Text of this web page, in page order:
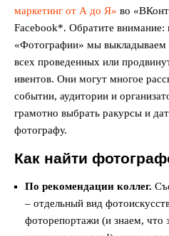
маркетинг от А до Я» во
Facebook*. Обратите внимание:
«Фотографии» мы выкладываем
всех проведенных или
ивентов. Они могут многое
событии, аудитории и
грамотно выбрать ракурсы и
фотографу.
Как найти
По рекомендации коллег.
– отдельный вид
фоторепортажи (и знаем, что